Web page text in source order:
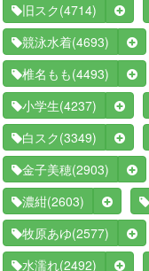
旧スク (4714)
競泳水着(4693)
椎名もも (4493)
小学生(4237)
白スク (3349)
金子美穂(2903)
濃紺(2603)
牧原あゆ(2577)
水濡れ(2492)